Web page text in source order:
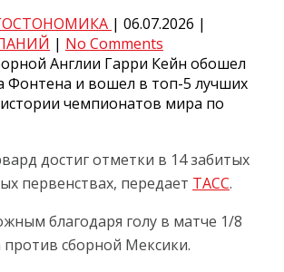
| 06.07.2026 |
| No Comments
Англии Гарри Кейн обошел
Фонтена и вошел в топ-5 лучших
чемпионатов мира по
достиг отметки в 14 забитых
первенствах, передает ТАСС.
благодаря голу в матче 1/8
сборной Мексики.